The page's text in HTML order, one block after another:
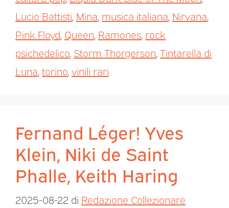
Lucio Battisti Mina musica italiana Nirvana
Pink Floyd Queen Ramones rock
psichedelico Storm Thorgerson Tintarella di
Luna torino vinili rari
Fernand Léger! Yves
Klein, Niki de Saint
Phalle, Keith Haring
2025-08-22 di Redazione Collezionare